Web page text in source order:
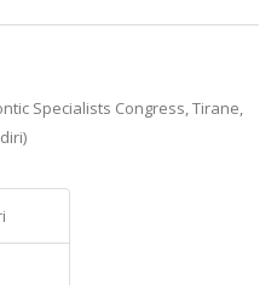
Specialists Congress, Tirane,